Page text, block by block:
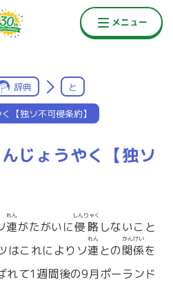
辞典 と
【独ソ不可侵条約】
じょうやく【独ソ
連
れん
がたがいに侵略
しんりゃく
しないこと
はこれによりソ連
れん
との関係
かんけい
を
れて1週間後の9月ポーランド